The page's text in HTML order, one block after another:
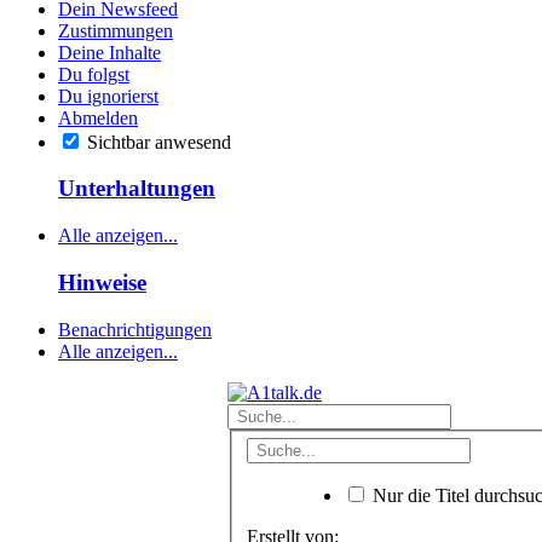
Dein Newsfeed
Zustimmungen
Deine Inhalte
Du folgst
Du ignorierst
Abmelden
Sichtbar anwesend
Unterhaltungen
Alle anzeigen...
Hinweise
Benachrichtigungen
Alle anzeigen...
Nur die Titel
Erstellt von: